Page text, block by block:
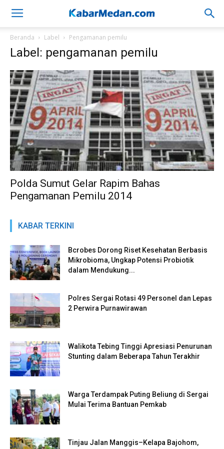
Beranda Label Pengamanan pemilu
Label: pengamanan pemilu
Polda Sumut Gelar Rapim Bahas
Pengamanan Pemilu 2014
KABAR TERKINI
Bcrobes Dorong Riset Kesehatan Berbasis
Mikrobioma, Ungkap Potensi Probiotik
dalam Mendukung...
Polres Sergai Rotasi 49 Personel dan Lepas
2 Perwira Purnawirawan
Walikota Tebing Tinggi Apresiasi Penurunan
Stunting dalam Beberapa Tahun Terakhir
Warga Terdampak Puting Beliung di Sergai
Mulai Terima Bantuan Pemkab
Tinjau Jalan Manggis–Kelapa Bajohom,